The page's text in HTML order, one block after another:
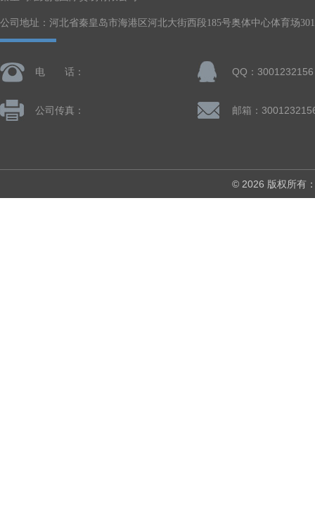
公司地址：河北省秦皇岛市海港区河北大街西段185号奥体中心体育场
电 话： QQ：3001232156
公司传真： 邮箱：
© 2026 版权所有